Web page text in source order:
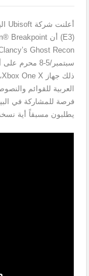
العربية للقوائم
فرصة للمشاركة في
يطلبون مسبقاً أية